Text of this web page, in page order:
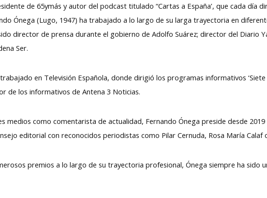
de 65ymás y autor del podcast titulado “Cartas a España’, que cada día
Ónega (Lugo, 1947) ha trabajado a lo largo de su larga trayectoria en
director de prensa durante el gobierno de Adolfo Suárez; director del Diario
Ser.
en Televisión Española, donde dirigió los programas informativos ‘Siete
de los informativos de Antena 3 Noticias.
medios como comentarista de actualidad, Fernando Ónega preside desde
editorial con reconocidos periodistas como Pilar Cernuda, Rosa María Calaf
premios a lo largo de su trayectoria profesional, Ónega siempre ha sido